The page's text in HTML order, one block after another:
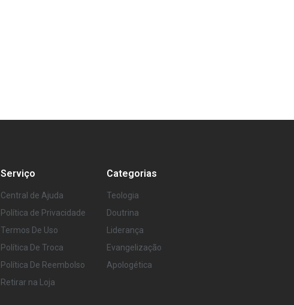
Serviço
Central de Ajuda
Política de Privacidade
Termos De Uso
Política De Troca
Política De Reembolso
Retirar na Loja
Categorias
Teologia
Doutrina
Liderança
Evangelização
Apologética